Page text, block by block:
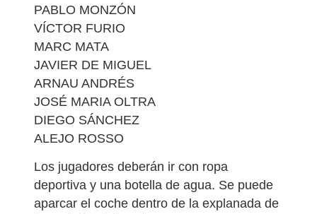
PABLO MONZÓN
VÍCTOR FURIO
MARC MATA
JAVIER DE MIGUEL
ARNAU ANDRÉS
JOSÉ MARIA OLTRA
DIEGO SÁNCHEZ
ALEJO ROSSO
Los jugadores deberán ir con ropa
deportiva y una botella de agua. Se puede
aparcar el coche dentro de la explanada de